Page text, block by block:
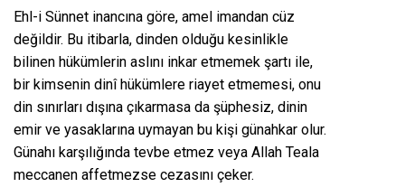
Ehl-i Sünnet inancına göre, amel imandan cüz
değildir. Bu itibarla, dinden olduğu kesinlikle
bilinen hükümlerin aslını inkar etmemek şartı ile,
bir kimsenin dinî hükümlere riayet etmemesi, onu
din sınırları dışına çıkarmasa da şüphesiz, dinin
emir ve yasaklarına uymayan bu kişi günahkar olur.
Günahı karşılığında tevbe etmez veya Allah Teala
meccanen affetmezse cezasını çeker.